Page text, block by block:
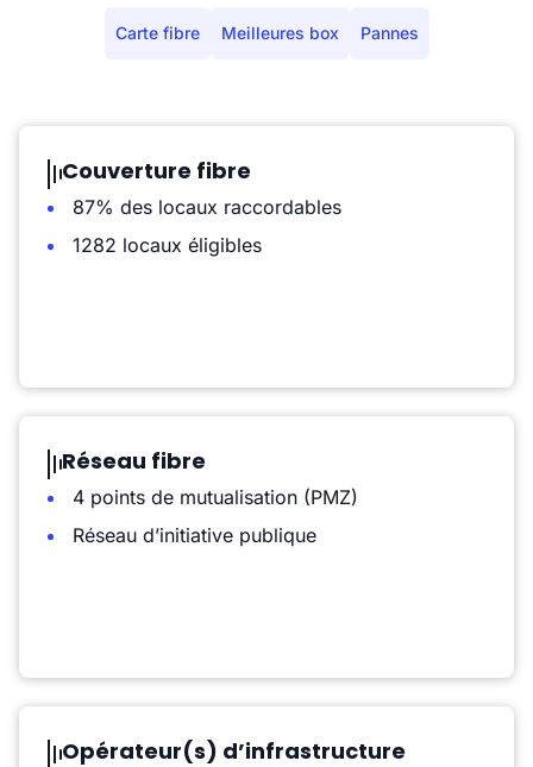
Carte fibre Meilleures box Pannes
Couverture fibre
87% des locaux raccordables
1282 locaux éligibles
Réseau fibre
4 points de mutualisation (PMZ)
Réseau d’initiative publique
Opérateur(s) d’infrastructure